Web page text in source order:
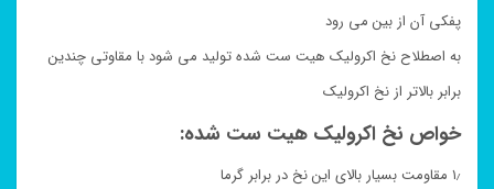
پفکی آن از بین می رود
به اصطلاح نخ اکرولیک هیت ست شده تولید می شود با مقاوتی چندین
برابر بالاتر از نخ اکرولیک
خواص نخ اکرولیک هیت ست شده:
۱٫ مقاومت بسیار بالای این نخ در برابر گرما